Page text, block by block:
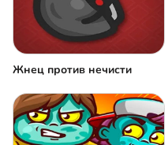
Жнец против нечисти